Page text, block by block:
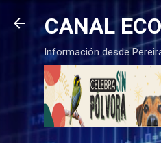
Ir al
CANAL
Información desde